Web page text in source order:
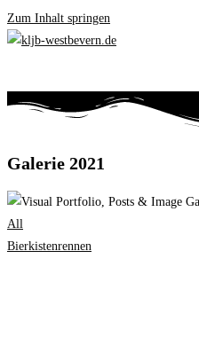
Zum Inhalt springen
Galerie 2021
All
Bierkistenrennen